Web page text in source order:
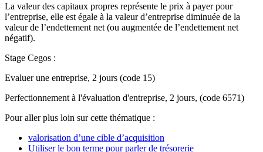
La valeur des capitaux propres représente le prix à payer pour
l’entreprise, elle est égale à la valeur d’entreprise diminuée de la
valeur de l’endettement net (ou augmentée de l’endettement net
négatif).
Stage Cegos :
Evaluer une entreprise, 2 jours (code 15)
Perfectionnement à l'évaluation d'entreprise, 2 jours, (code 6571)
Pour aller plus loin sur cette thématique :
valorisation d’une cible d’acquisition
Utiliser le bon terme pour parler de trésorerie